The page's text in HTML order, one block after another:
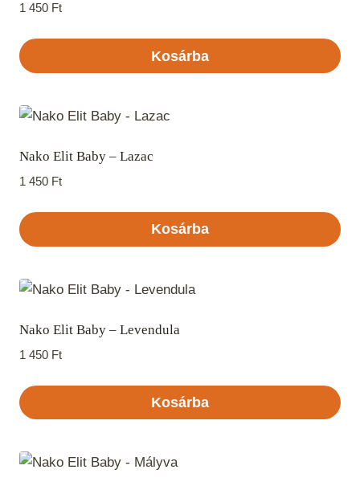
1 450 Ft
Kosárba
Nako Elit Baby – Lazac
1 450 Ft
Kosárba
Nako Elit Baby – Levendula
1 450 Ft
Kosárba